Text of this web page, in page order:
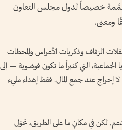
المصمَّمة خصيصاً لدول مجلس التعاون
ومعنى.
الزفاف وذكريات الأعراس والمحطات
الجماعية، التي كثيراً ما تكون فوضوية — إلى
إحراج عند جمع المال. فقط إهداء مليء
لكن في مكانٍ ما على الطريق، تحوّل